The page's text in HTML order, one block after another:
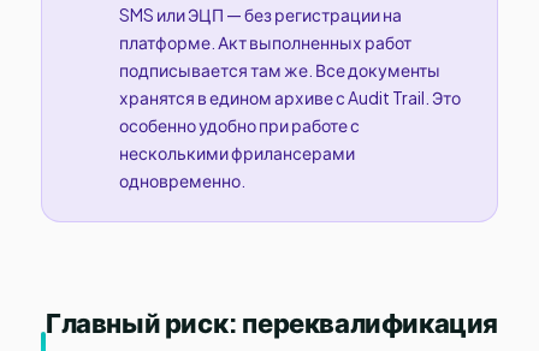
SMS или ЭЦП — без регистрации на
платформе. Акт выполненных работ
подписывается там же. Все документы
хранятся в едином архиве с Audit Trail. Это
особенно удобно при работе с
несколькими фрилансерами
одновременно.
Главный риск: переквалификация